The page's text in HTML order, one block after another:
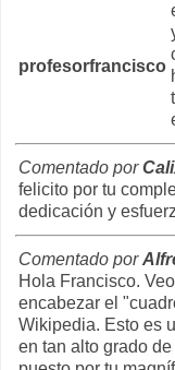
profesorfrancisco
Comentado por
felicito por tu
dedicación y
Comentado por
Hola Francisco.
encabezar el
Wikipedia. Esto es
en tan alto grado